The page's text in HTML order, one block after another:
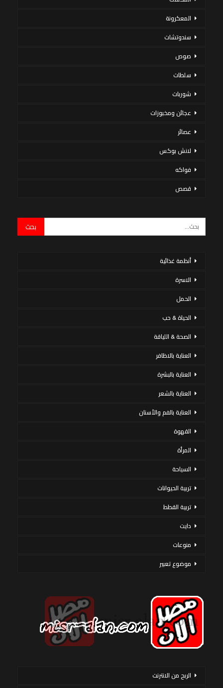
المعكرونة
سندوتشات
صوص
سلطات
شوربات
عجائن ومخبوزات
عصائر
لانش بوكس
فواكه
قصص
أنظمة غذائية
الاسرة
الحمل
الحياة & حب
الصحة & اللياقة
العناية بالاظافر
العناية بالبشرة
العناية بالشعر
العناية بالفم والأسنان
القهوة
المرأة
السياحة
تربية الحيوانات
تربية القطط
دايت
منوعات
موضوع تعبير
الربح من الانترنت